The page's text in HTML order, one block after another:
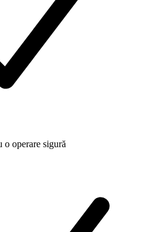
o operare sigură